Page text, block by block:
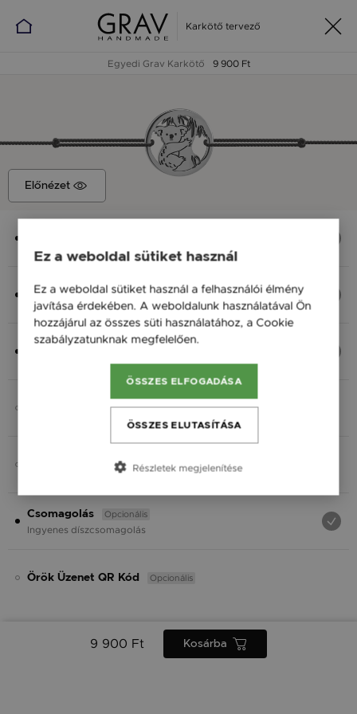
Karkötő tervező
Egyedi Grav Karkötő 9 900 Ft
Előnézet
Ezüst 925, M - kb 18 cm
9 900 Ft
Fonal
Opcionális
Opcionális
Csomagolás Opcionális
Ingyenes díszcsomagolás
Örök Üzenet QR Kód Opcionális
9 900 Ft Kosárba
Ez a weboldal sütiket használ
Ez a weboldal sütiket használ a felhasználói élmény
javítása érdekében. A weboldalunk használatával Ön
hozzájárul az összes süti használatához, a Cookie
szabályzatunknak megfelelően.
ÖSSZES ELFOGADÁSA
ÖSSZES ELUTASÍTÁSA
Részletek megjelenítése